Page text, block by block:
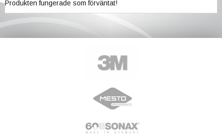
Produkten fungerade som förväntat!